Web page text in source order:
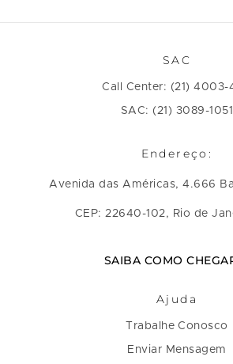
SAC
Call Center: (21) 4003-
SAC: (21) 3089-1051
Endereço:
Avenida das Américas, 4.666
CEP: 22640-102, Rio de
SAIBA COMO
Ajuda
Trabalhe Conosco
Enviar Mensagem